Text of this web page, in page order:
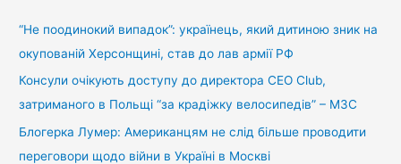
:“Не поодинокий випадок”: українець, який дитиною зник на
окупованій Херсонщині, став до лав армії РФ
Консули очікують доступу до директора CEO Club,
затриманого в Польщі “за крадіжку велосипедів” – МЗС
Блогерка Лумер: Американцям не слід більше проводити
переговори щодо війни в Україні в Москві